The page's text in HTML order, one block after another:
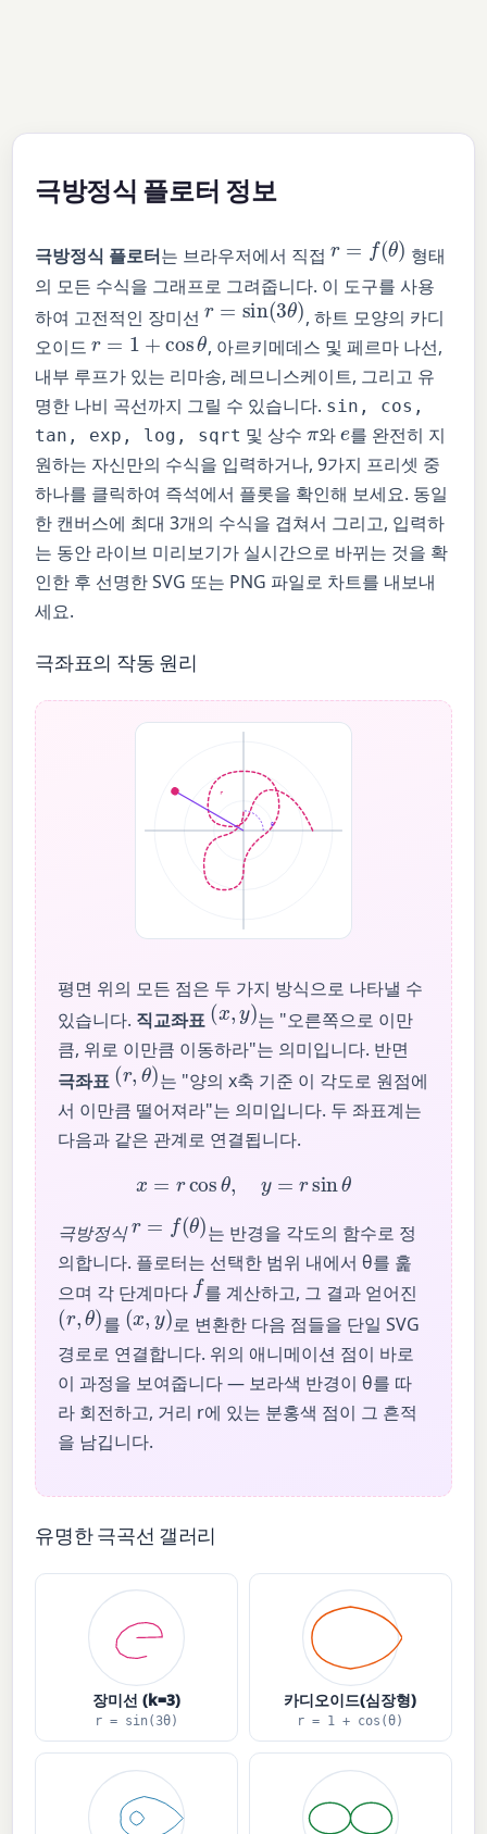
극방정식 플로터 정보
극방정식 플로터는 브라우저에서 직접
r= θ)
형태
의 모든 수식을 그래프로 그려줍니다. 이 도구를 사용
하여 고전적인 장미선
r= sin(3θ)
, 하트 모양의 카디
오이드r= 1+cosθ
, 아르키메데스 및 페르마 나선,
내부 루프가 있는 리마송, 레므니스케이트, 그리고 유
명한 나비 곡선까지 그릴 수 있습니다. sin, cos,
tan, exp, log, sqrt 및 상수π와e를 완전히 지
원하는 자신만의 수식을 입력하거나, 9가지 프리셋 중
하나를 클릭하여 즉석에서 플롯을 확인해 보세요. 동일
한 캔버스에 최대 3개의 수식을 겹쳐서 그리고, 입력하
는 동안 라이브 미리보기가 실시간으로 바뀌는 것을 확
인한 후 선명한 SVG 또는 PNG 파일로 차트를 내보내
세요.
극좌표의 작동 원리
θ
r
평면 위의 모든 점은 두 가지 방식으로 나타낼 수
있습니다. 직교좌표
(x, y)
는 "오른쪽으로 이만
큼, 위로 이만큼 이동하라"는 의미입니다. 반면
극좌표
(r,θ)
는 "양의 x축 기준 이 각도로 원점에
서 이만큼 떨어져라"는 의미입니다. 두 좌표계는
다음과 같은 관계로 연결됩니다.
x=rcosθ =rsinθ
극방정식
r= θ)
는 반경을 각도의 함수로 정
의합니다. 플로터는 선택한 범위 내에서 θ를 훑
으며 각 단계마다f 를 계산하고, 그 결과 얻어진
(r, θ)
를
(x,y)
로 변환한 다음 점들을 단일 SVG
경로로 연결합니다. 위의 애니메이션 점이 바로
이 과정을 보여줍니다 — 보라색 반경이 θ를 따
라 회전하고, 거리 r에 있는 분홍색 점이 그 흔적
을 남깁니다.
유명한 극곡선 갤러리
장미선 (k=3)
r = sin(3θ)
카디오이드(심장형)
r = 1 + cos(θ)